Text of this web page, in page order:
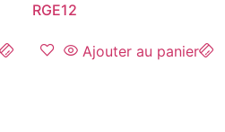
RGE12
Ajouter au panier